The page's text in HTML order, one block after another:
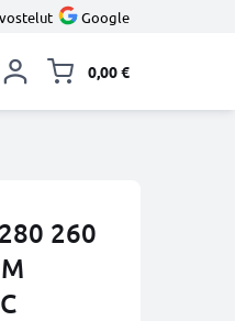
Google
0,00 €
260